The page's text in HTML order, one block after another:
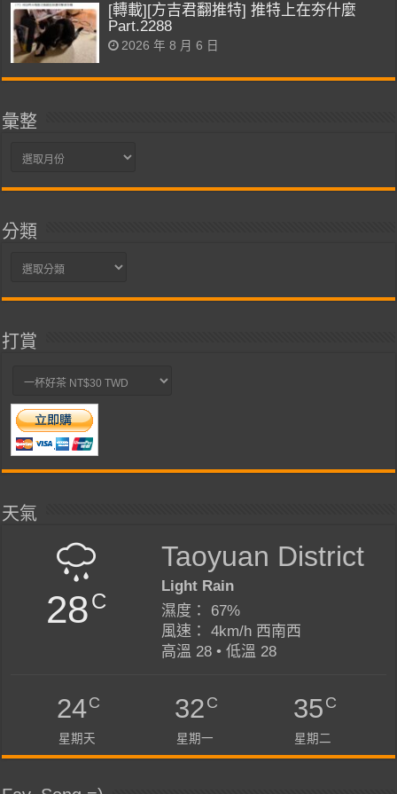
[轉載][方吉君翻推特] 推特上在夯什麼
Part.2288
2026 年 8 月 6 日
彙整
彙
分類
分
打賞
天氣
28C
Taoyuan District
Light Rain
濕度： 67%
風速： 4km/h 西南西
高溫 28 • 低溫 28
24C
星期天
32C
星期一
35C
星期二